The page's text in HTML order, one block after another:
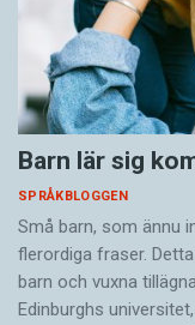
Barn lär sig
SPRÅKBLOGGEN
Små barn, som ännu
flerordiga fraser.
barn och vuxna
Edinburghs